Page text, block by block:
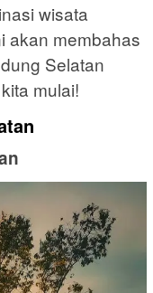
wisata
akan membahas
Selatan
mulai!